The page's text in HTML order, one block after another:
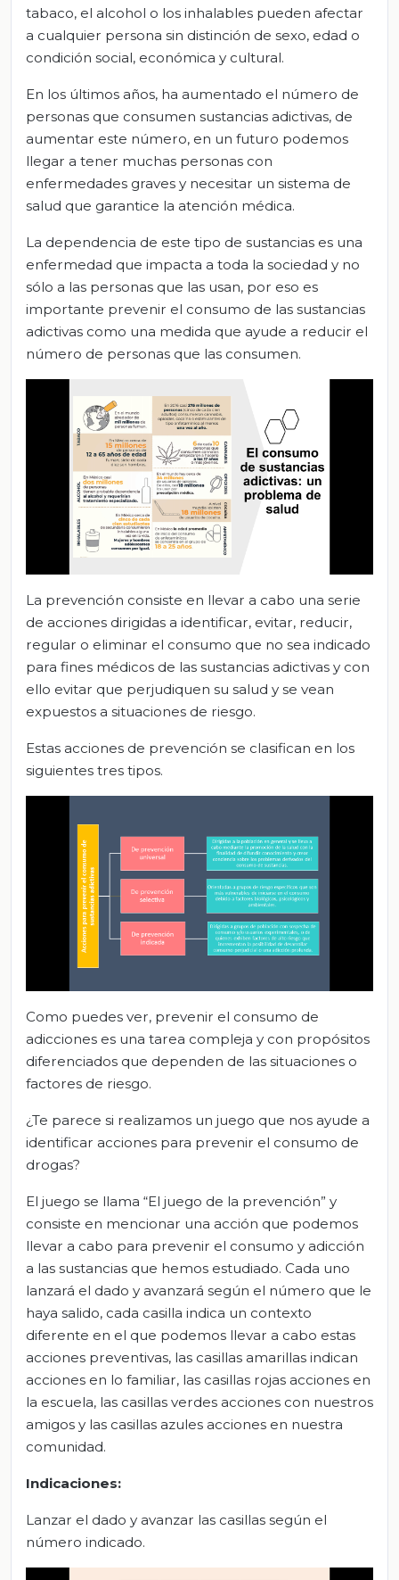
tabaco, el alcohol o los inhalables pueden afectar
a cualquier persona sin distinción de sexo, edad o
condición social, económica y cultural.
En los últimos años, ha aumentado el número de
personas que consumen sustancias adictivas, de
aumentar este número, en un futuro podemos
llegar a tener muchas personas con
enfermedades graves y necesitar un sistema de
salud que garantice la atención médica.
La dependencia de este tipo de sustancias es una
enfermedad que impacta a toda la sociedad y no
sólo a las personas que las usan, por eso es
importante prevenir el consumo de las sustancias
adictivas como una medida que ayude a reducir el
número de personas que las consumen.
La prevención consiste en llevar a cabo una serie
de acciones dirigidas a identificar, evitar, reducir,
regular o eliminar el consumo que no sea indicado
para fines médicos de las sustancias adictivas y con
ello evitar que perjudiquen su salud y se vean
expuestos a situaciones de riesgo.
Estas acciones de prevención se clasifican en los
siguientes tres tipos.
Como puedes ver, prevenir el consumo de
adicciones es una tarea compleja y con propósitos
diferenciados que dependen de las situaciones o
factores de riesgo.
¿Te parece si realizamos un juego que nos ayude a
identificar acciones para prevenir el consumo de
drogas?
El juego se llama “El juego de la prevención” y
consiste en mencionar una acción que podemos
llevar a cabo para prevenir el consumo y adicción
a las sustancias que hemos estudiado. Cada uno
lanzará el dado y avanzará según el número que le
haya salido, cada casilla indica un contexto
diferente en el que podemos llevar a cabo estas
acciones preventivas, las casillas amarillas indican
acciones en lo familiar, las casillas rojas acciones en
la escuela, las casillas verdes acciones con nuestros
amigos y las casillas azules acciones en nuestra
comunidad.
Indicaciones:
Lanzar el dado y avanzar las casillas según el
número indicado.